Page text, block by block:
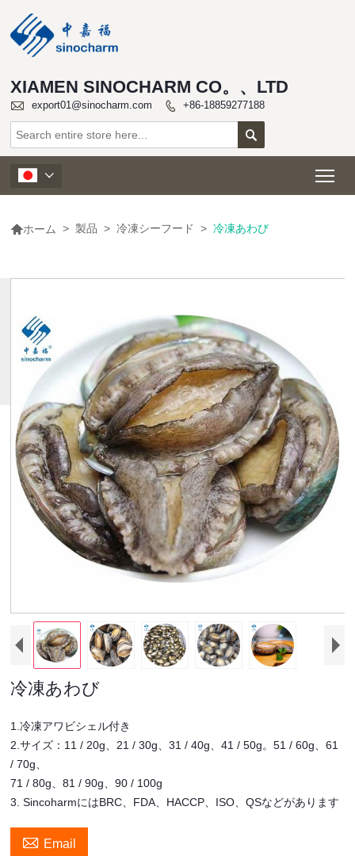
XIAMEN SINOCHARM CO。、LTD
 export01@sinocharm.com  +86-18859277188


ホーム > 製品 > 冷凍シーフード > 冷凍あわび
冷凍あわび
1.冷凍アワビシェル付き
2.サイズ：11 / 20g、21 / 30g、31 / 40g、41 / 50g。51 / 60g、61
/ 70g、
71 / 80g、81 / 90g、90 / 100g
3. SincoharmにはBRC、FDA、HACCP、ISO、QSなどがあります
 Email
多
く
の